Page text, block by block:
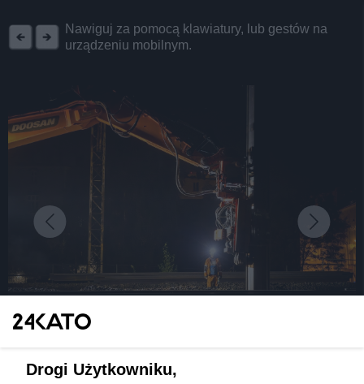
Nawiguj za pomocą klawiatury, lub gestów na
urządzeniu mobilnym.
Katowicach
Drogi Użytkowniku,